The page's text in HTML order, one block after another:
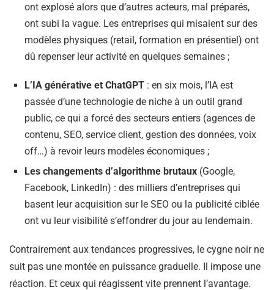
ont explosé alors que d’autres acteurs, mal préparés,
ont subi la vague. Les entreprises qui misaient sur des
modèles physiques (retail, formation en présentiel) ont
dû repenser leur activité en quelques semaines ;
L’IA générative et ChatGPT : en six mois, l’IA est
passée d’une technologie de niche à un outil grand
public, ce qui a forcé des secteurs entiers (agences de
contenu, SEO, service client, gestion des données, voix
off…) à revoir leurs modèles économiques ;
Les changements d’algorithme brutaux (Google,
Facebook, LinkedIn) : des milliers d’entreprises qui
basent leur acquisition sur le SEO ou la publicité ciblée
ont vu leur visibilité s’effondrer du jour au lendemain.
Contrairement aux tendances progressives, le cygne noir ne
suit pas une montée en puissance graduelle. Il impose une
réaction. Et ceux qui réagissent vite prennent l’avantage.